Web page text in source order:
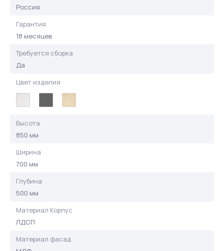
Россия
Гарантия
18 месяцев
Требуется сборка
Да
Цвет изделия
Высота
850 мм
Ширина
700 мм
Глубина
500 мм
Материал Корпус
ЛДСП
Материал фасад